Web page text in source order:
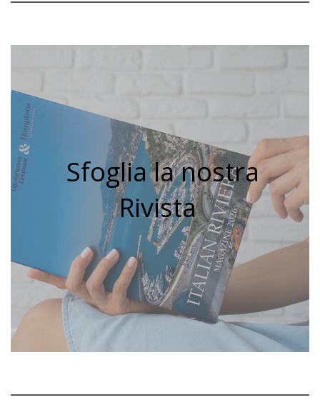
Sfoglia la nostra
Rivista